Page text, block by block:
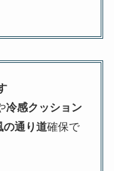
冷感クッション
の通り道確保で